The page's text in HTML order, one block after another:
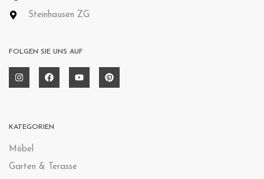
Steinhausen ZG
FOLGEN SIE UNS AUF
KATEGORIEN
Möbel
Garten & Terasse